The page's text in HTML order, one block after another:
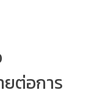
ยต่อการ